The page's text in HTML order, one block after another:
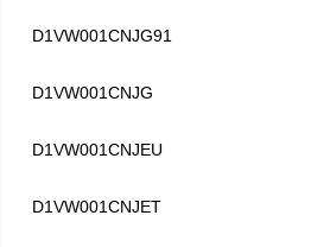
D1VW001CNJG91
D1VW001CNJG
D1VW001CNJEU
D1VW001CNJET